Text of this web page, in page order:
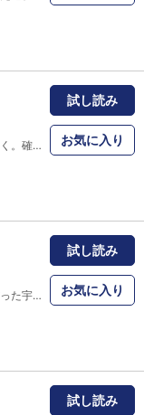
「虐待」とは「虐めを待つ」と書く。確かに幼い日の私は、「これで今日の分が終わる……」と、どこかで虐待を待っていたかもしれない──。妙子は二人の兄と父と、裕福ではないながらも楽しく暮らしていた。父の不在中自宅が火事になったことで子供たちは児童養護施設に預けられる。その後、父は見知らぬ女の人を「新しいお母さん」として紹介し、新生・島田家の生活がスタートするが──？ 虐待防止講師として活動する島田妙子自身の体験をもとに綴る本当にあったある家族の物語!!
試し読み
お気に入り
地味で冴（さ）えない女子高生だった宇理（うり）にある日突然、3人の兄弟ができちゃった！！しかも彼らは全員が、揃（そろ）いも揃って超美男子！？そんな兄弟達に囲まれた、宇理の初めての恋の行方は…！？大人気連載、待望の第1巻！！
試し読み
お気に入り
試し読み